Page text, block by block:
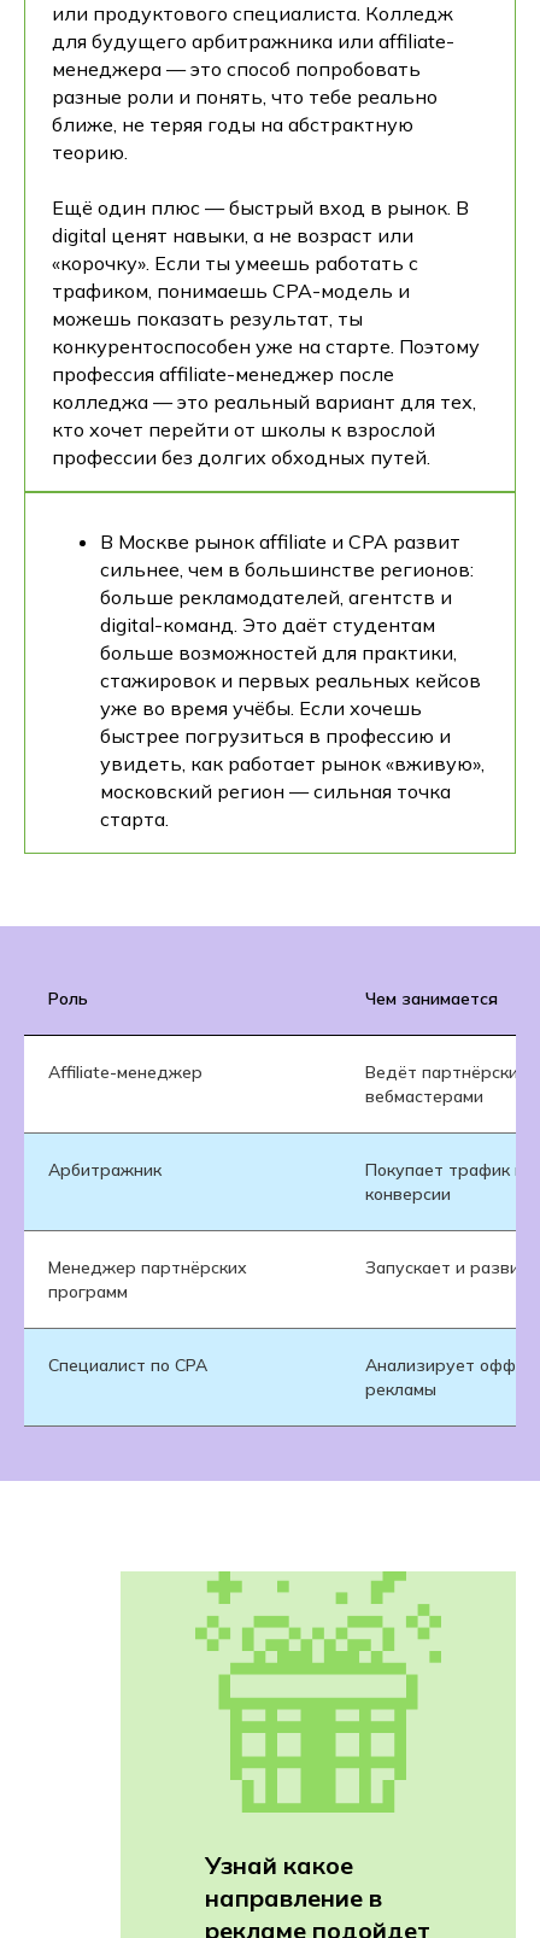
или продуктового специалиста. Колледж
для будущего арбитражника или affiliate-
менеджера — это способ попробовать
разные роли и понять, что тебе реально
ближе, не теряя годы на абстрактную
теорию.
Ещё один плюс — быстрый вход в рынок. В
digital ценят навыки, а не возраст или
«корочку». Если ты умеешь работать с
трафиком, понимаешь CPA-модель и
можешь показать результат, ты
конкурентоспособен уже на старте. Поэтому
профессия affiliate-менеджер после
колледжа — это реальный вариант для тех,
кто хочет перейти от школы к взрослой
профессии без долгих обходных путей.
В Москве рынок affiliate и CPA развит
сильнее, чем в большинстве регионов:
больше рекламодателей, агентств и
digital-команд. Это даёт студентам
больше возможностей для практики,
стажировок и первых реальных кейсов
уже во время учёбы. Если хочешь
быстрее погрузиться в профессию и
увидеть, как работает рынок «вживую»,
московский регион — сильная точка
старта.
Роль Чем занимается
Affiliate-менеджер
Ведёт партнёрские
вебмастерами
Арбитражник
Покупает трафик и
конверсии
Менеджер партнёрских
программ
Запускает и
Специалист по CPA
Анализирует
рекламы
Узнай какое
направление в
рекламе подойдет